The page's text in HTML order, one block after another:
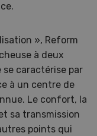
», Reform
à deux
se caractérise par
à un centre de
Le confort, la
sa transmission
points qui